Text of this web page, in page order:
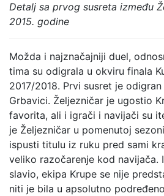
Detalj sa prvog susreta između
2015. godine
Možda i najznačajniji duel,
tima su odigrala u okviru finala
2017/2018. Prvi susret je
Grbavici. Željezničar je ugostio
favorita, ali i igrači i navijači su
je Željezničar u pomenutoj
ispusti titulu iz ruku pred sami
veliko razočarenje kod navijača.
slavio, ekipa Krupe se nije
niti je bila u apsolutno